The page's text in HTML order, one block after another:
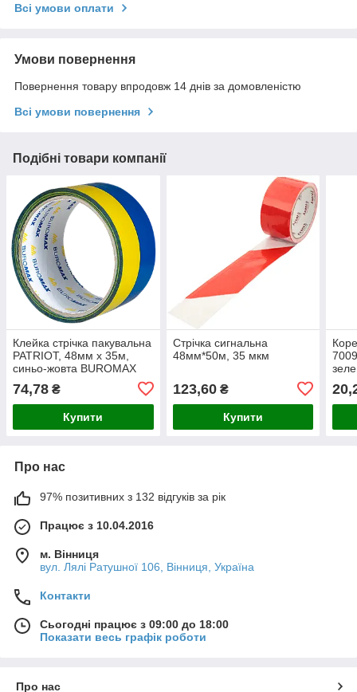
Всі умови оплати
Умови повернення
Повернення товару впродовж 14 днів за домовленістю
Всі умови повернення
Подібні товари компанії
Клейка стрічка пакувальна
PATRIOT, 48мм x 35м,
синьо-жовта BUROMAX
74,78 ₴
Купити
Стрічка сигнальна
48мм*50м, 35 мкм
123,60₴
Купити
Про нас
97% позитивних з 132 відгуків за рік
Працює з 10.04.2016
м. Вінниця
вул. Лялі Ратушної 106, Вінниця, Україна
Контакти
Сьогодні працює з 09:00 до 18:00
Показати весь графік роботи
Про нас